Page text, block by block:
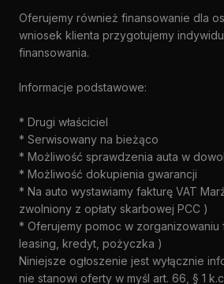
Oferujemy również finansowanie dla
wniosek klienta przygotujemy
finansowania.
Informacje podstawowe:
* Drugi właściciel
* Serwisowany na bieżąco
* Możliwość sprawdzenia auta w
* Możliwość dokupienia gwarancji
* Na auto wystawiamy fakturę VAT
zwolniony z opłaty skarbowej PCC )
* Oferujemy pomoc w zorganizowaniu
leasing, kredyt, pożyczka )
Niniejsze ogłoszenie jest wyłącznie
nie stanowi oferty w myśl art. 66, § 1